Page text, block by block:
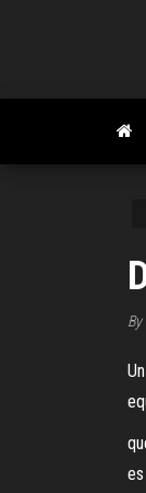
content
By